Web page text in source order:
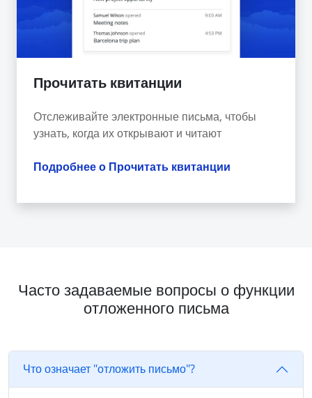
Прочитать квитанции
Отслеживайте электронные письма, чтобы
узнать, когда их открывают и читают
Подробнее о Прочитать квитанции
Часто задаваемые вопросы о функции
отложенного письма
Что означает "отложить письмо"?